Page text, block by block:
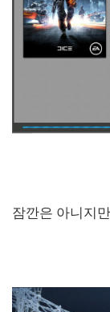
잠깐은 아니지